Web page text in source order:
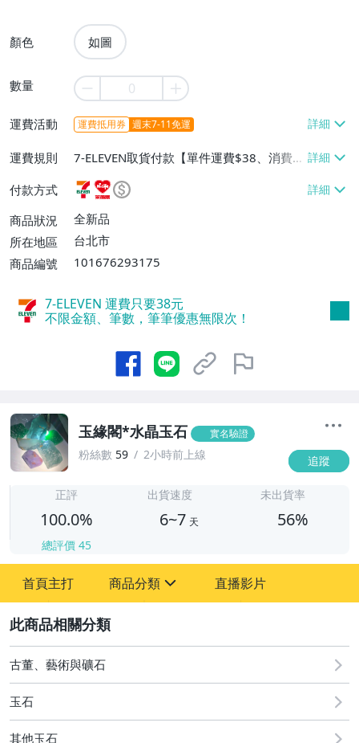
顏色 如圖
數量
運費活動 運費抵用券 週末7-11免運
運費規則
7-ELEVEN取貨付款【單件運費$38、消費滿
$990免運費】、萊爾富取貨付款【單件運
費$60、消費滿$990免運費】、宅配/貨運
【單件運費$80、消費滿$990免運費】
付款方式
商品狀況
全新品
所在地區
台北市
商品編號
101676293175
7-ELEVEN 運費只要38元
不限金額、筆數，筆筆優惠無限次！
玉緣閣*水晶玉石 實名驗證
粉絲數 59 2小時前上線 追蹤
正評
100.0%
總評價 45
出貨速度
6~7 天
未出貨率
56%
首頁主打 商品分類
古董、藝術與礦石
居家、家具與園藝
直播影片
古董、藝術與礦石
玉石
其他玉石